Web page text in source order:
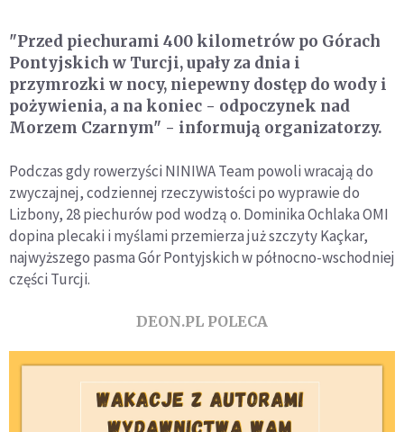
"Przed piechurami 400 kilometrów po Górach
Pontyjskich w Turcji, upały za dnia i
przymrozki w nocy, niepewny dostęp do wody i
pożywienia, a na koniec - odpoczynek nad
Morzem Czarnym" - informują organizatorzy.
Podczas gdy rowerzyści NINIWA Team powoli wracają do
zwyczajnej, codziennej rzeczywistości po wyprawie do
Lizbony, 28 piechurów pod wodzą o. Dominika Ochlaka OMI
dopina plecaki i myślami przemierza już szczyty Kaçkar,
najwyższego pasma Gór Pontyjskich w północno-wschodniej
części Turcji.
DEON.PL POLECA